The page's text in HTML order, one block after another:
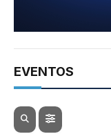
EVENTOS